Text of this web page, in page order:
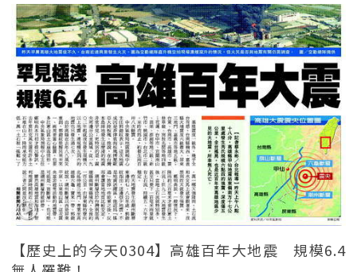
【歷史上的今天0304】高雄百年大地震 規模6.4